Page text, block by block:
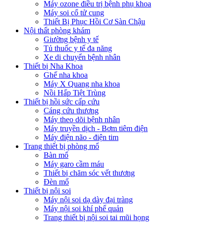
Máy ozone điều trị bệnh phụ khoa
Máy soi cổ tử cung
Thiết Bị Phục Hồi Cơ Sàn Chậu
Nội thất phòng khám
Giường bệnh y tế
Tủ thuốc y tế đa năng
Xe di chuyển bệnh nhân
Thiết bị Nha Khoa
Ghế nha khoa
Máy X Quang nha khoa
Nồi Hấp Tiệt Trùng
Thiết bị hồi sức cấp cứu
Cáng cứu thương
Máy theo dõi bệnh nhân
Máy truyền dịch - Bơm tiêm điện
Máy điện não - điện tim
Trang thiết bị phòng mổ
Bàn mổ
Máy garo cầm máu
Thiết bị chăm sóc vết thương
Đèn mổ
Thiết bị nội soi
Máy nội soi dạ dày đại tràng
Máy nội soi khí phế quản
Trang thiết bị nội soi tai mũi họng